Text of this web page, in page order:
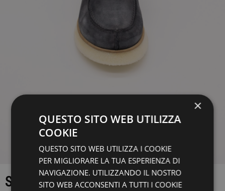
SCARPA SHOTO
×
QUESTO SITO WEB UTILIZZA
COOKIE
QUESTO SITO WEB UTILIZZA I COOKIE
PER MIGLIORARE LA TUA ESPERIENZA DI
NAVIGAZIONE. UTILIZZANDO IL NOSTRO
SITO WEB ACCONSENTI A TUTTI I COOKIE